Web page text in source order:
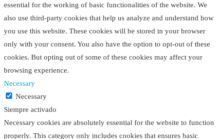
essential for the working of basic functionalities of the website. We
also use third-party cookies that help us analyze and understand how
you use this website. These cookies will be stored in your browser
only with your consent. You also have the option to opt-out of these
cookies. But opting out of some of these cookies may affect your
browsing experience.
Necessary
Necessary
Siempre activado
Necessary cookies are absolutely essential for the website to function
properly. This category only includes cookies that ensures basic